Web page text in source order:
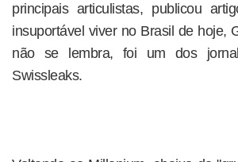
principais articulistas, publicou
insuportável viver no Brasil de hoje,
não se lembra, foi um dos
Swissleaks.